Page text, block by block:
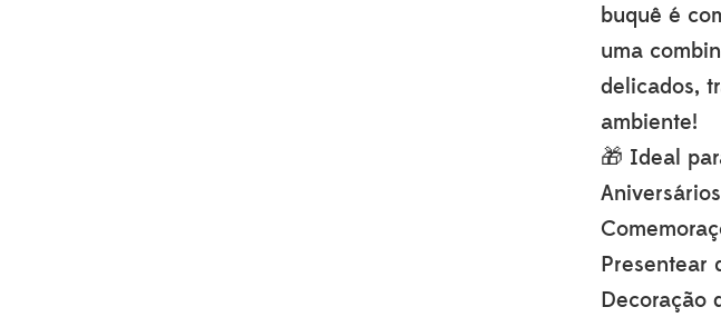
buquê é
uma
delicados,
ambiente!
🎁 Ideal
Aniversários
Presentear
Decoração